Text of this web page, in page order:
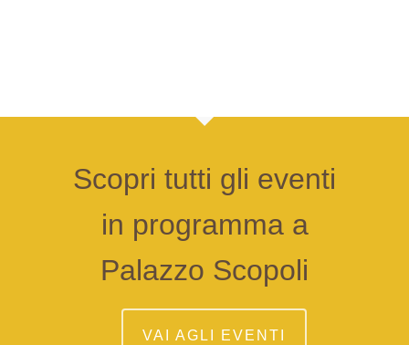
Scopri tutti gli eventi
in programma a
Palazzo Scopoli
VAI AGLI EVENTI